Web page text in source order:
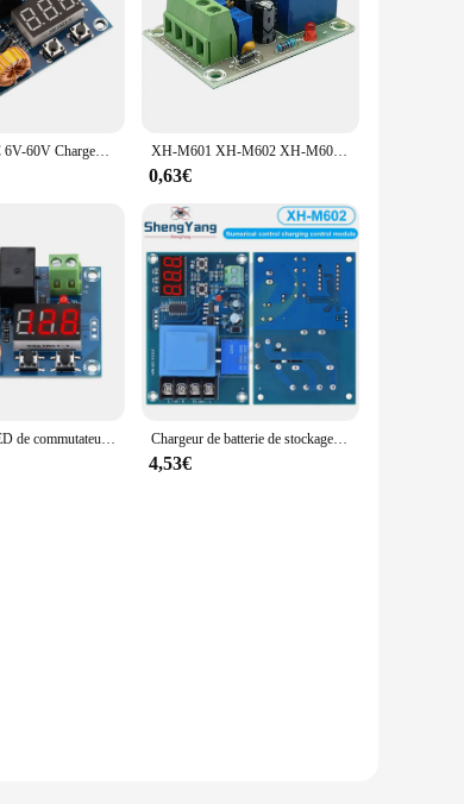
XH-M602 DC 6V-60V Chargeur Tech Digital Control Battery Control Tech Lithium Storage Battery Charger Control Switch Protectio XH-M601 XH-M602 XH-M603 XH-M604 XH-M609 /611 6V-60V batterie de contrôle numérique Module de chargeur de carte de Protection de batterie au Lithium
0,63€
Affichage à LED de commutateur de déconnexion de basse tension XH-M609 sur-décharge protègent pour la batterie au lithium XH-M602 XH-M603 XH-M604 XH-M608 Chargeur de batterie de stockage au lithium AC 220V, contrôle numérique XH-M602, charge de la batterie, technologie de contrôle, interrupteur de commande, panneau de protection
4,53€